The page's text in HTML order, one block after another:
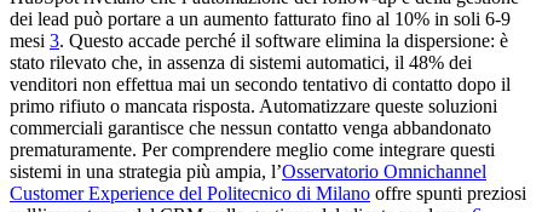
dei lead può portare a un aumento fatturato fino al 10% in soli 6-9
mesi 3. Questo accade perché il software elimina la dispersione: è
stato rilevato che, in assenza di sistemi automatici, il 48% dei
venditori non effettua mai un secondo tentativo di contatto dopo il
primo rifiuto o mancata risposta. Automatizzare queste soluzioni
commerciali garantisce che nessun contatto venga abbandonato
prematuramente. Per comprendere meglio come integrare questi
sistemi in una strategia più ampia, l’Osservatorio Omnichannel
Customer Experience del Politecnico di Milano offre spunti preziosi